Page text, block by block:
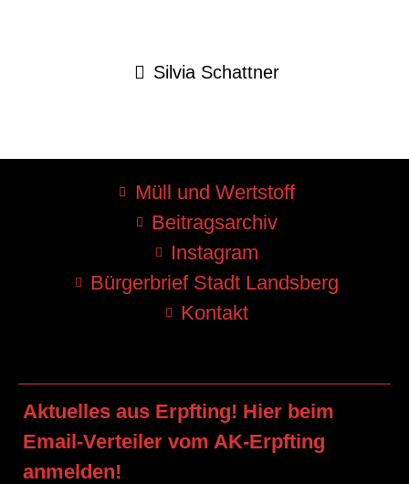
Silvia Schattner
Müll und Wertstoff
Beitragsarchiv
Instagram
Bürgerbrief Stadt Landsberg
Kontakt
Aktuelles aus Erpfting! Hier beim
Email-Verteiler vom AK-Erpfting
anmelden!